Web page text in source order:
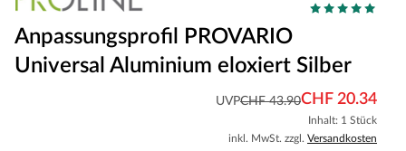
Anpassungsprofil PROVARIO
Universal Aluminium eloxiert Silber
UVPCHF 43.90CHF 20.34
Inhalt: 1 Stück
inkl. MwSt. zzgl. Versandkosten